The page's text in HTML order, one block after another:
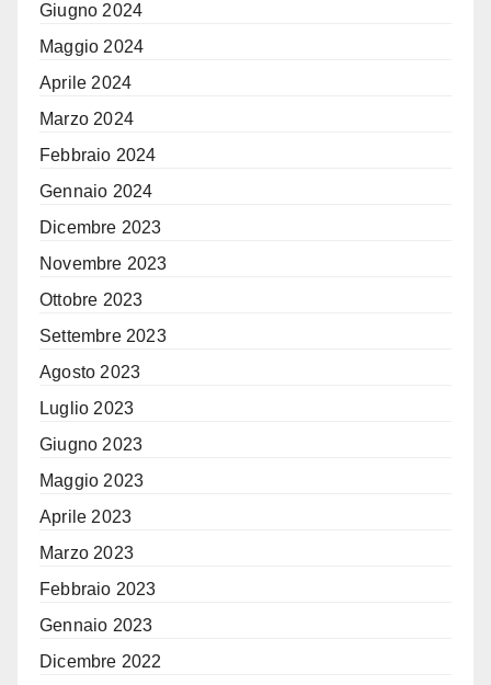
Giugno 2024
Maggio 2024
Aprile 2024
Marzo 2024
Febbraio 2024
Gennaio 2024
Dicembre 2023
Novembre 2023
Ottobre 2023
Settembre 2023
Agosto 2023
Luglio 2023
Giugno 2023
Maggio 2023
Aprile 2023
Marzo 2023
Febbraio 2023
Gennaio 2023
Dicembre 2022